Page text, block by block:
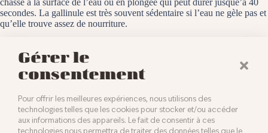
Gérer le
consentement
Pour offrir les meilleures expériences, nous utilisons des
technologies telles que les cookies pour stocker et/ou accéder
aux informations des appareils. Le fait de consentir à ces
chasse à la surface de l’eau ou en plongée qui peut durer jusque’à 40
secondes. La gallinule est très souvent sédentaire si l’eau ne gèle pas et
qu’elle trouve assez de nourriture.